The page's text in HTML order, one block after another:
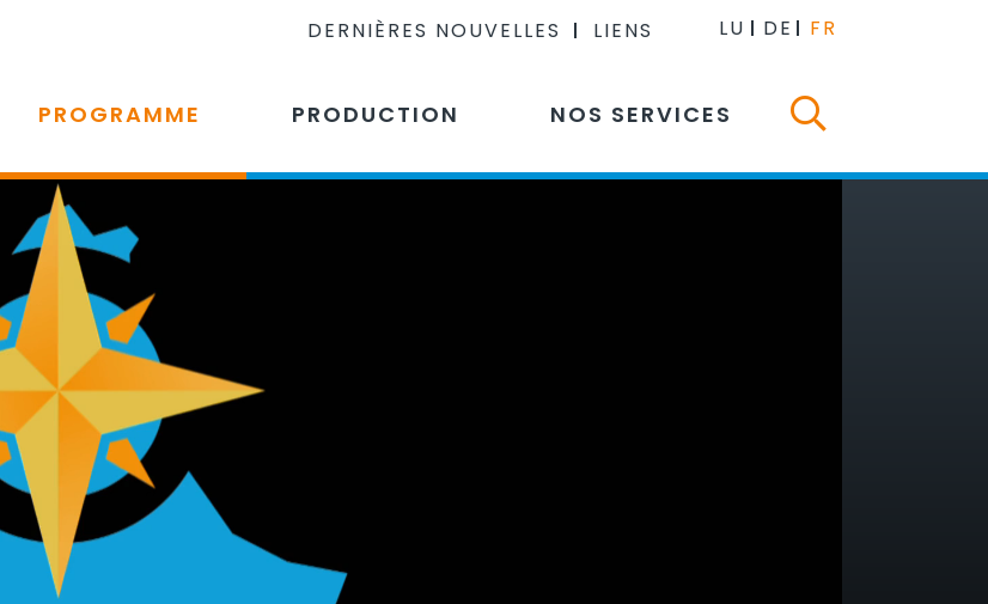
DERNIÈRES NOUVELLES LIENS LU DE FR
PROGRAMME PRODUCTION NOS SERVICES